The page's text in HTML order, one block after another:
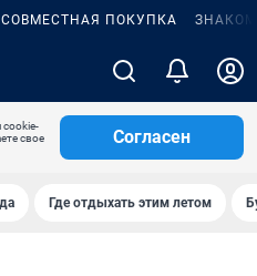
СОВМЕСТНАЯ ПОКУПКА
свое
Согласен
Где отдыхать этим летом